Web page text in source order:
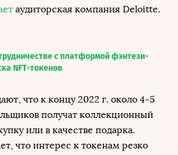
аудиторская компания Deloitte.
с платформой фэнтези-
NFT-токенов
что к концу 2022 г. около 4-5
получат коллекционный
или в качестве подарка.
что интерес к токенам резко